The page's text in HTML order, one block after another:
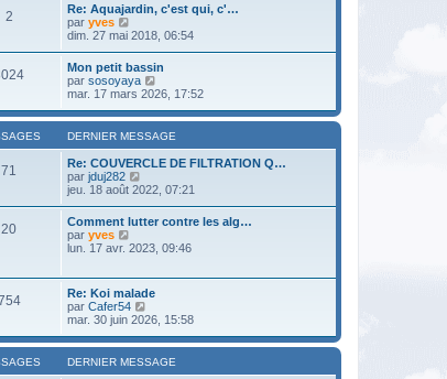
l
e
d
e
r
n
i
e
r
m
e
s
a
2
Re: Aquajardin, c'est qui, c'…
par yves
o
l
e
d
e
n
i
e
r
m
e
s
a
dim. 27 mai 2018, 06:54
Mon petit bassin
par sosoyaya
o
r
l
d
e
r
n
i
e
m
s
g
e
mar. 17 mars 2026, 17:52
DERNIER MESSAGE
71
Re: COUVERCLE DE FILTRATION Q…
par jduj282
o
l
e
d
r
n
i
e
r
m
e
s
jeu. 18 août 2022, 07:21
20
Comment lutter contre les alg…
par yves
o
l
e
d
e
r
i
lun. 17 avr. 2023, 09:46
Re: Koi malade
par Cafer54
o
r
l
mar. 30 juin 2026, 15:58
DERNIER MESSAGE